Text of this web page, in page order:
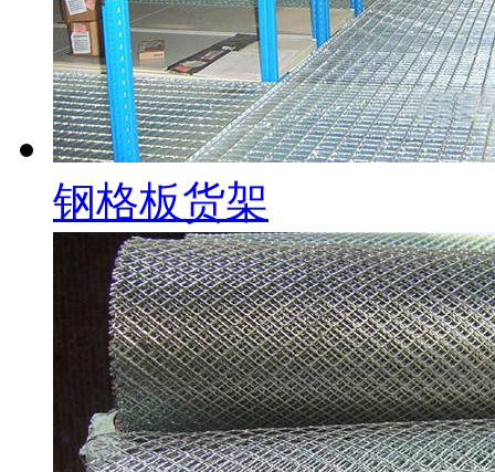
钢格板货架